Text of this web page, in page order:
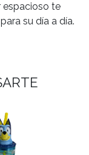
espacioso te
su día a día.